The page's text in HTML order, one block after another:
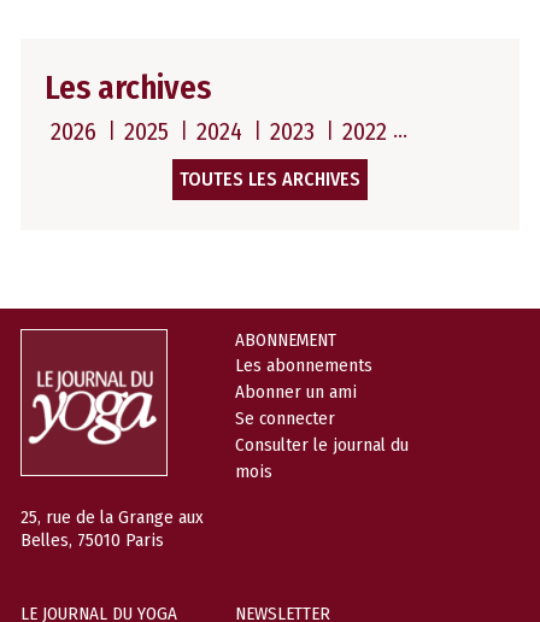
Les archives
2026 2025 2024 2023 2022
TOUTES LES ARCHIVES
25, rue de la Grange aux
Belles, 75010 Paris
ABONNEMENT
Les abonnements
Abonner un ami
Se connecter
Consulter le journal du
mois
LE JOURNAL DU YOGA NEWSLETTER